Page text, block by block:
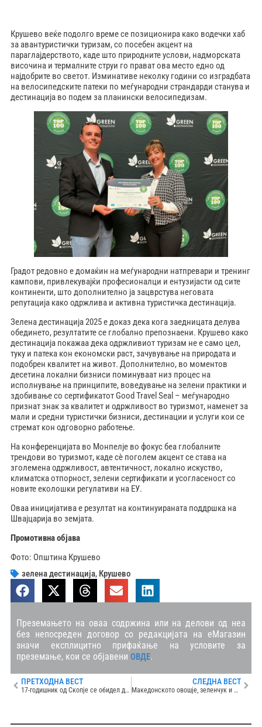
Крушево веќе подолго време се позиционира како водечки хаб
за авантуристички туризам, со посебен акцент на
параглајдерството, каде што природните услови, надморската
височина и термалните струи го прават ова место едно од
најдобрите во светот. Изминативе неколку години со изградбата
на велосипедските патеки по меѓународни страндарди станува и
дестинација во подем за планински велосипедизам.
Градот редовно е домаќин на меѓународни натпревари и тренинг
кампови, привлекувајќи професионалци и ентузијасти од сите
континенти, што дополнително ја зацврстува неговата
репутација како одржлива и активна туристичка дестинација.
Зелена дестинација 2025 е доказ дека кога заедницата делува
обединето, резултатите се глобално препознаени. Крушево како
дестинација покажаа дека одржливиот туризам не е само цел,
туку и патека кон економски раст, зачувување на природата и
подобрен квалитет на живот. Дополнително, во моментов
десетина локални бизниси поминуваат низ процес на
исполнување на принципите, воведување на зелени практики и
здобивање со сертификатот Good Travel Seal – меѓународно
признат знак за квалитет и одржливост во туризмот, наменет за
мали и средни туристички бизниси, дестинации и услуги кои се
стремат кон одговорно работење.
На конференцијата во Монпелје во фокус беа глобалните
трендови во туризмот, каде сè поголем акцент се става на
зголемена одржливост, автентичност, локално искуство,
климатска отпорност, зелени сертификати и усогласеност со
новите еколошки регулативи на ЕУ.
Оваа иницијатива е резултат на континуираната поддршка на
Швајцарија во земјата.
Промотивна објава
Фото: Општина Крушево
зелена дестинација, Крушево
Преземањето на оваа содржина или на делови од неа
без непосреден договор со редакцијата на еМагазин
значи експлицитно прифаќање на условите за
преземање, кои се објавени ОВДЕ.
ПРЕТХОДНА ВЕСТ
17-годишник од Скопје се обидел да го убие неговиот татко, заработи кривична
СЛЕДНА ВЕСТ
Македонското овошје, зеленчук и преработки со голем извозен потенцијал преку Лидл